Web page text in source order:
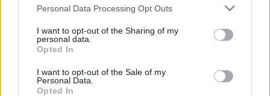
Please note that this website/app uses one or more Google
not limited to your visit or usage behaviour. You may click to
grant or deny consent to Google and its third-party tags to
use your data for below specified purposes in below Google
consent section.
Personal Data Processing Opt Outs
I want to opt-out of the Sharing of my
personal data.
Opted In
I want to opt-out of the Sale of my
Personal Data.
Opted In